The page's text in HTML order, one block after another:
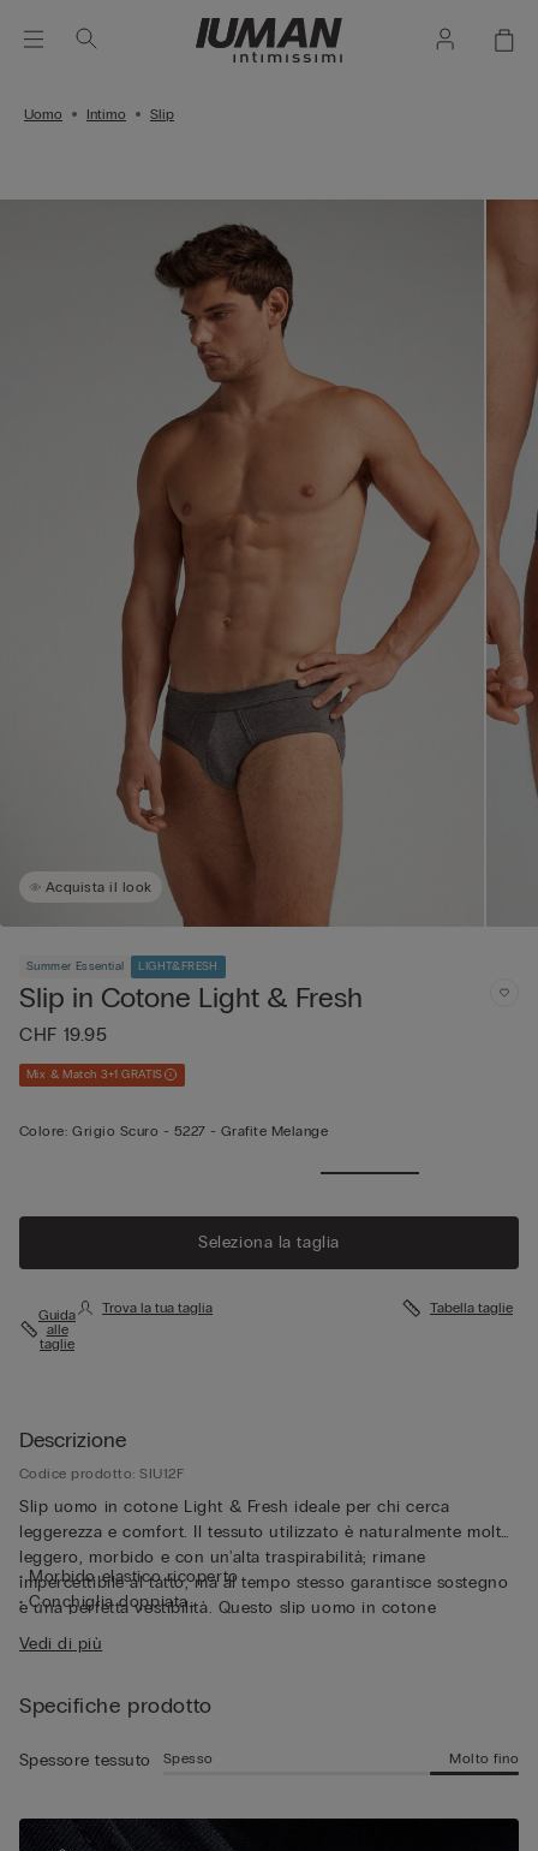
Uomo Intimo Slip
Acquista il look
Summer Essential LIGHT&FRESH
Slip in Cotone Light & Fresh
CHF 19.95
Mix & Match 3+1 GRATIS
Colore: Grigio Scuro - 5227 - Grafite Melange
Seleziona la taglia
Guida
alle
taglie
Trova la tua taglia Tabella taglie
Descrizione
Codice prodotto: SIU12F
Slip uomo in cotone Light & Fresh ideale per chi cerca
leggerezza e comfort. Il tessuto utilizzato è naturalmente molto
leggero, morbido e con un'alta traspirabilità; rimane
impercettibile al tatto, ma al tempo stesso garantisce sostegno
e una perfetta vestibilità. Questo slip uomo in cotone
leggermente elasticizzato offre una sensazione di freschezza
duratura grazie alle proprietà traspiranti del tessuto,
giornate più calde.
• Morbido elastico ricoperto
• Conchiglia doppiata
• Il modello è alto 185 cm e indossa la taglia L
Vedi di più
Specifiche prodotto
Spessore tessuto Spesso Molto fino